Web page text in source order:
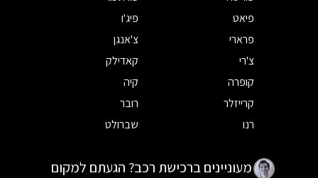
פיאט
פיג'ו
פרארי
צ'אנגן
צ'רי
קאדילק
קופרה
קיה
קרייזלר
רובר
רנו
שברולט
מעוניינים ברכישת רכב? הגעתם למקום